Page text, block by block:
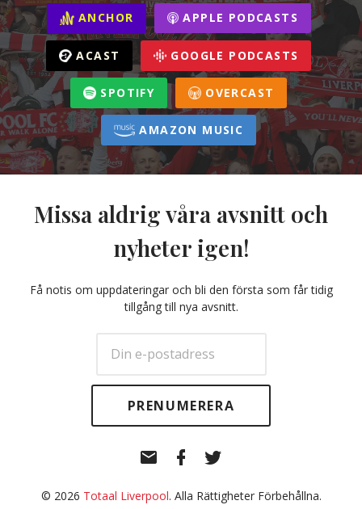
ANCHOR APPLE PODCASTS
ACAST GOOGLE PODCASTS
SPOTIFY OVERCAST
AMAZON MUSIC
Missa aldrig våra avsnitt och
nyheter igen!
Få notis om uppdateringar och bli den första som får tidig
tillgång till nya avsnitt.
post
Facebook
© 2026 Totaal Liverpool. Alla Rättigheter Förbehållna.